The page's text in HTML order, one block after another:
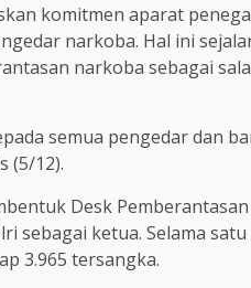
komitmen aparat
narkoba. Hal ini
narkoba sebagai
semua pengedar dan
(5/12).
Desk
sebagai ketua. Selama
3.965 tersangka.